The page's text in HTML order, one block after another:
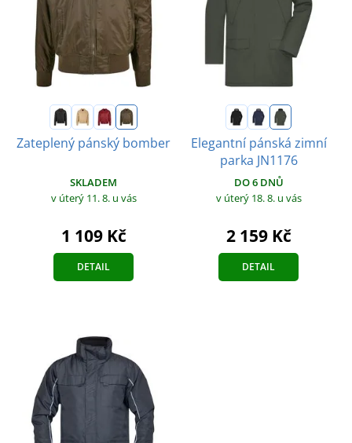
Zateplený pánský bomber
SKLADEM
v úterý 11. 8. u vás
1 109 Kč
DETAIL
Elegantní pánská zimní
parka JN1176
DO 6 DNŮ
v úterý 18. 8. u vás
2 159 Kč
DETAIL